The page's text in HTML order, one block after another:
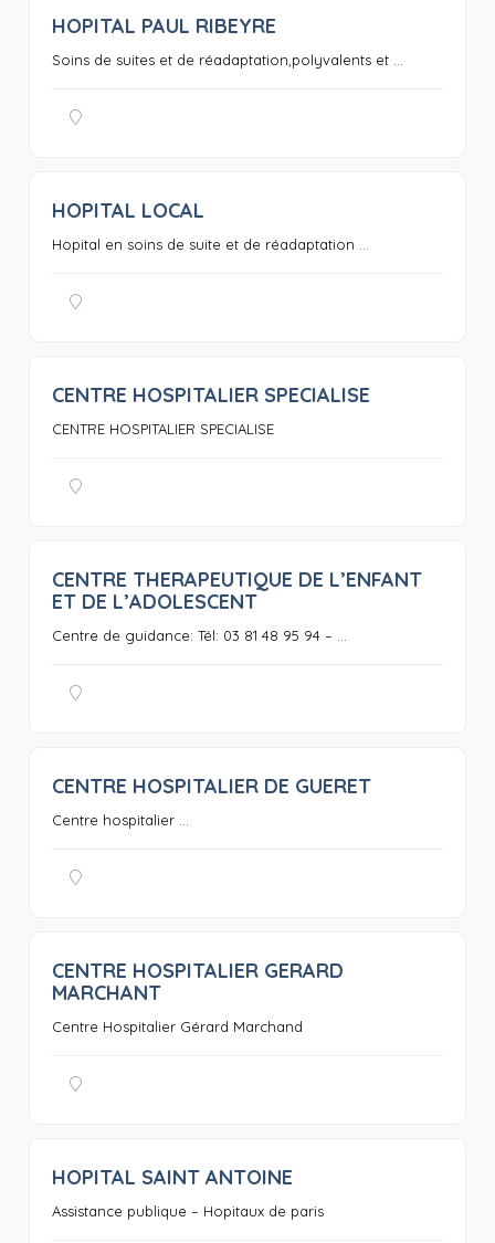
HOPITAL PAUL RIBEYRE
Soins de suites et de réadaptation,polyvalents et ...
HOPITAL LOCAL
Hopital en soins de suite et de réadaptation ...
CENTRE HOSPITALIER SPECIALISE
CENTRE HOSPITALIER SPECIALISE
0
CENTRE THERAPEUTIQUE DE L’ENFANT
ET DE L’ADOLESCENT
Centre de guidance: Tél: 03 81 48 95 94 – ...
CENTRE HOSPITALIER DE GUERET
Centre hospitalier ...
CENTRE HOSPITALIER GERARD
MARCHANT
Centre Hospitalier Gérard Marchand
HOPITAL SAINT ANTOINE
Assistance publique – Hopitaux de paris